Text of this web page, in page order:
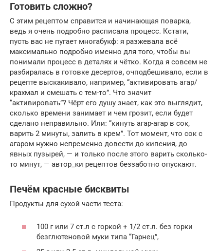
Готовить сложно?
С этим рецептом справится и начинающая поварка,
ведь я очень подробно расписала процесс. Кстати,
пусть вас не пугает многабукф: я разжевала всё
максимально подробно именно для того, чтобы вы
понимали процесс в деталях и чётко. Когда я совсем не
разбиралась в готовке десертов, очподбешивало, если в
рецепте выскакивало, например, “активировать агар/
крахмал и смешать с тем-то”. Что значит
“активировать”? Чёрт его душу знает, как это выглядит,
сколько времени занимает и чем грозит, если будет
сделано неправильно. Или: “кинуть агар-агар в сок,
варить 2 минуты, залить в крем”. Тот момент, что сок с
агаром нужно непременно довести до кипения, до
явных пузырей, — и только после этого варить сколько-
то минут, — автор_ки рецептов беззаботно опускают.
Печём красные бисквиты
Продукты для сухой части теста:
100 г или 7 ст.л с горкой + 1/2 ст.л. без горки
безглютеновой муки типа “Гарнец”,